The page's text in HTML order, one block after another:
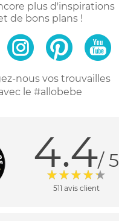
plus d'inspirations
de bons plans !
nous vos trouvailles
le #allobebe
4.4/ 5
511 avis client